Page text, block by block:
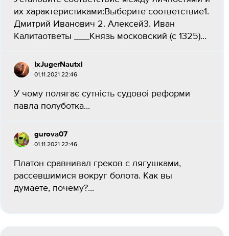
их характеристиками:Выберите соответствие1.
Дмитрий Иванович 2. Алексей3. Иван
Калитаответы ___Князь московский (с 1325)...
IxJugerNautxl
01.11.2021 22:46
У чому полягає сутність судовоі реформи
павла полуботка...
gurova07
01.11.2021 22:46
Платон сравнивал греков с лягушками,
рассевшимися вокруг болота. Как вы
думаете, почему?​...